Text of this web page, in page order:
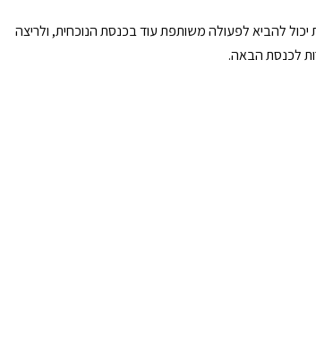
יכול להביא לפעולה משותפת עוד בכנסת הנוכחית, ולריצה
לכנסת הבאה.